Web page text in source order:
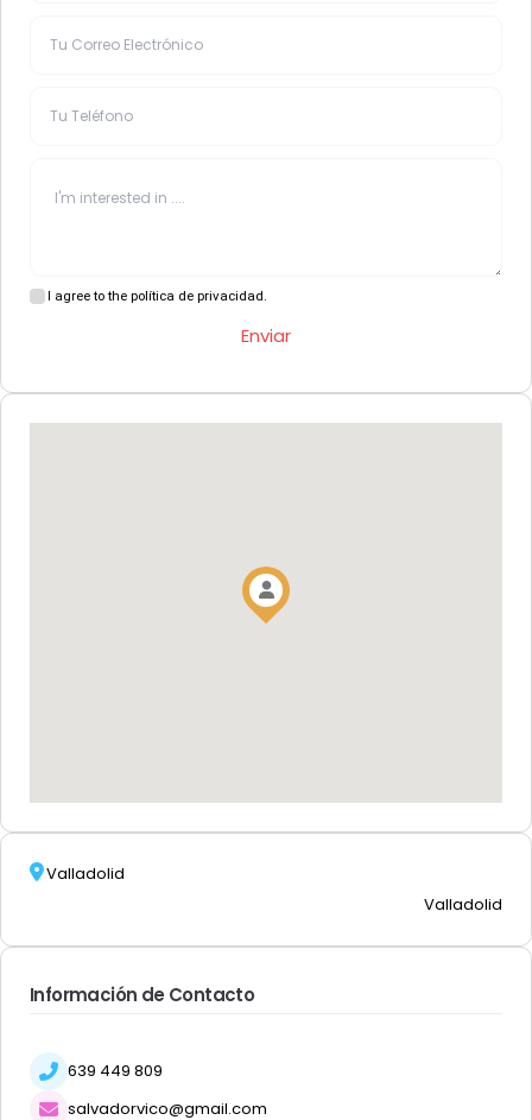
I agree to the política de privacidad.
Enviar
Valladolid
Valladolid
Información de Contacto
639 449 809
salvadorvico@gmail.com